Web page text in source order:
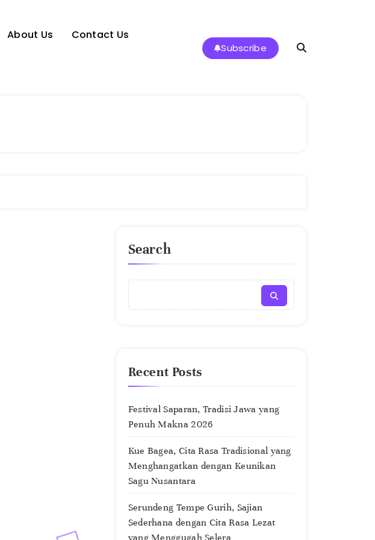
About Us
Contact Us
Subscribe
Search
Recent Posts
Festival Saparan, Tradisi Jawa yang
Penuh Makna 2026
Kue Bagea, Cita Rasa Tradisional yang
Menghangatkan dengan Keunikan
Sagu Nusantara
Serundeng Tempe Gurih, Sajian
Sederhana dengan Cita Rasa Lezat
yang Menggugah Selera